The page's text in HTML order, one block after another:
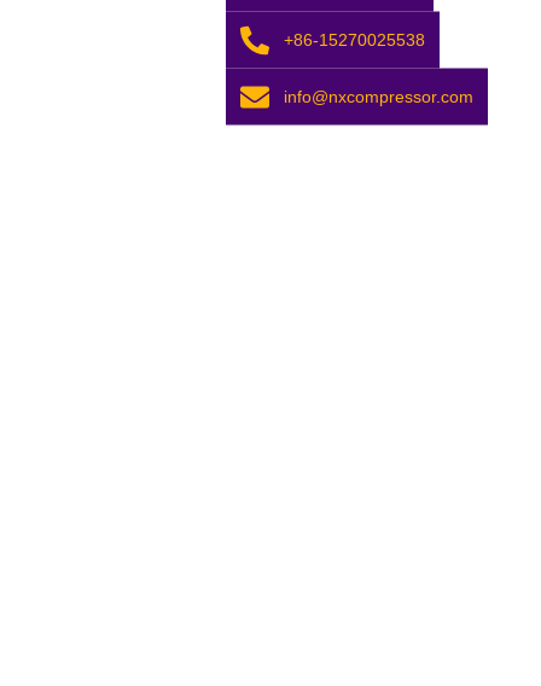
+86-15270025538
info@nxcompressor.com